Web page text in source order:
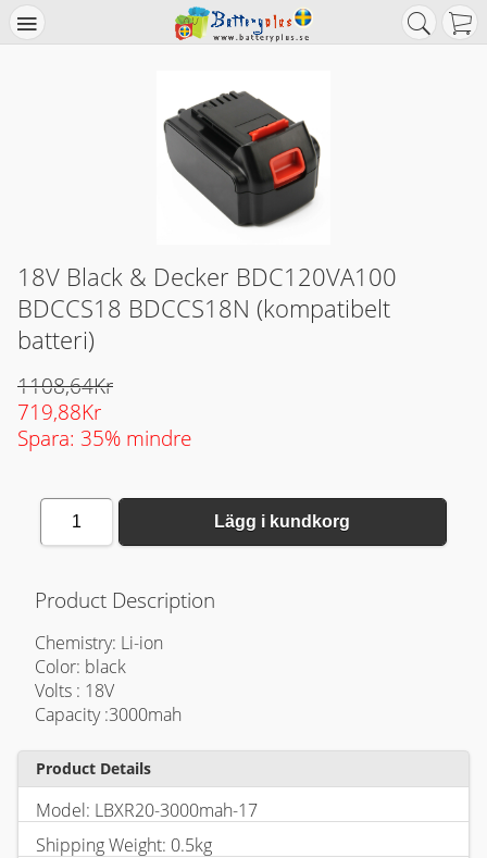
18V Black & Decker BDC120VA100
BDCCS18 BDCCS18N (kompatibelt
batteri)
1108,64Kr
719,88Kr
Spara: 35% mindre
1 Lägg i kundkorg
Product Description
Chemistry: Li-ion
Color: black
Volts : 18V
Capacity :3000mah
Product Details
Model: LBXR20-3000mah-17
Shipping Weight: 0.5kg